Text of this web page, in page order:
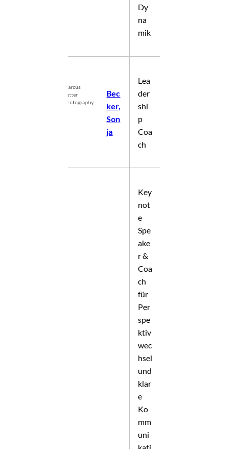
Marcus
Vetter
Photography
Bec
ker,
Son
ja
Dy
na
mik
Lea
der
shi
p
Coa
ch
Key
not
e
Spe
ake
r &
Coa
ch
für
Per
spe
ktiv
wec
hsel
und
klar
e
Ko
mm
uni